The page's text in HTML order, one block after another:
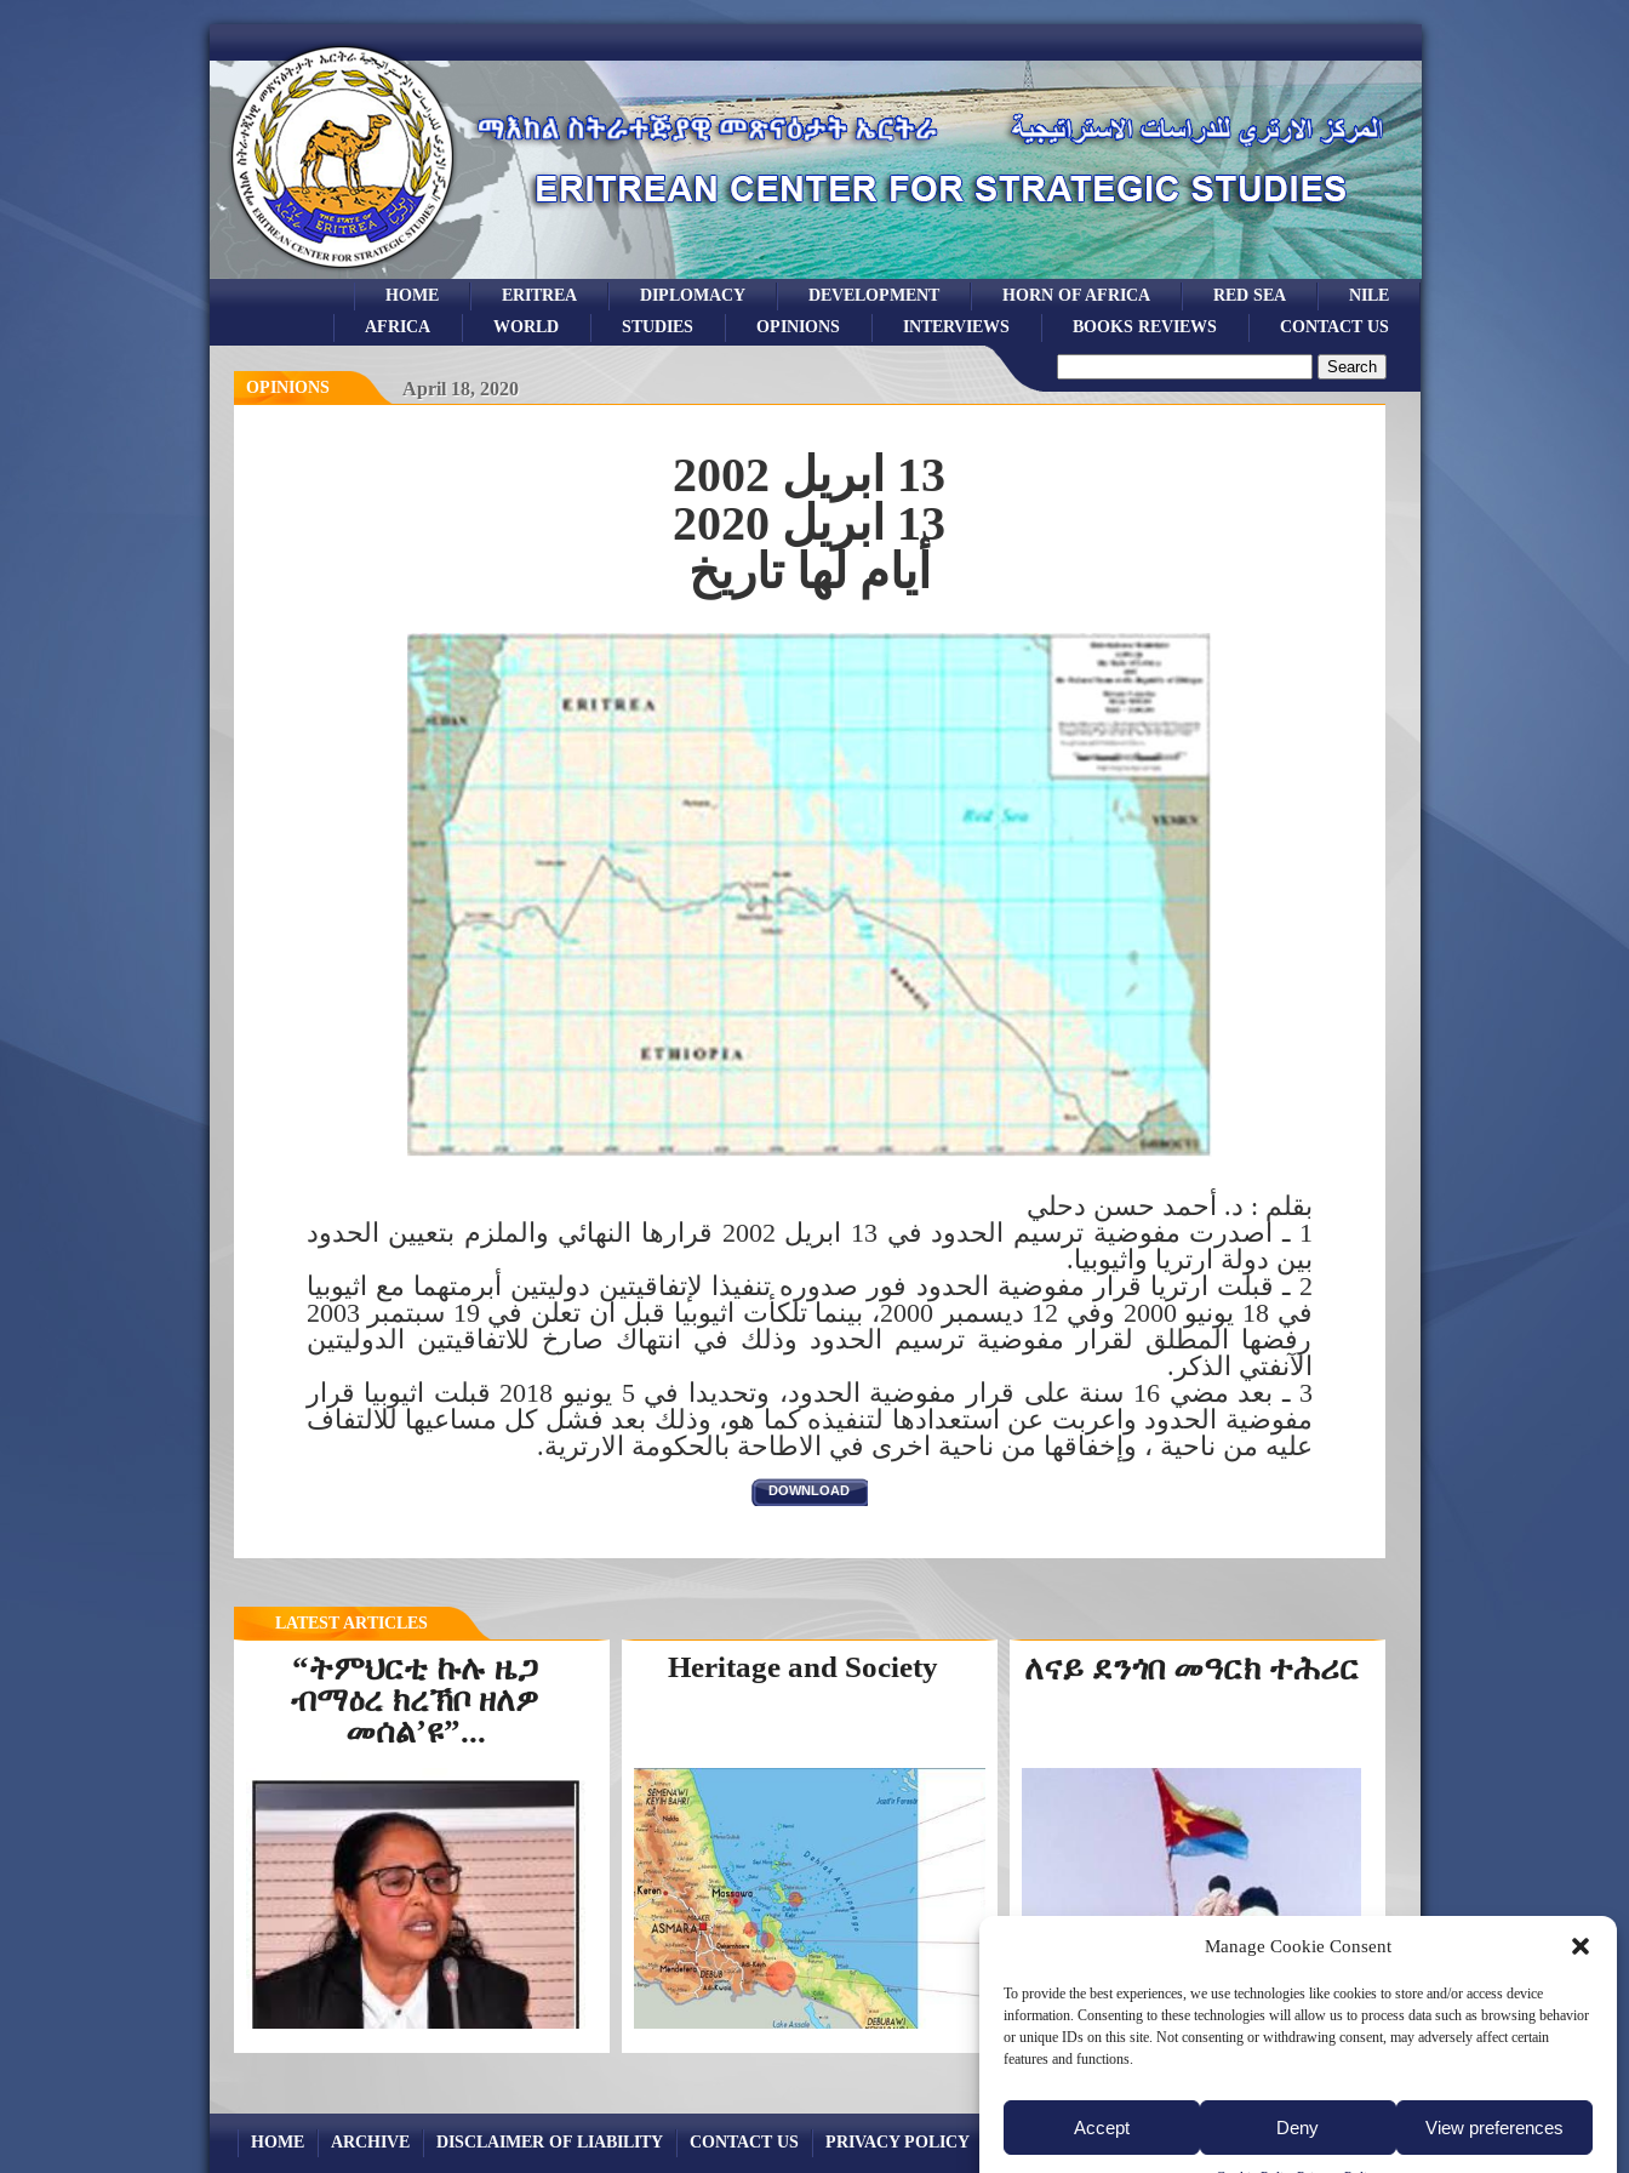
Manage Cookie Consent
To provide the best experiences, we use technologies like cookies to store and/or access device
information. Consenting to these technologies will allow us to process data such as browsing behavior
or unique IDs on this site. Not consenting or withdrawing consent, may adversely affect certain
features and functions.
Accept Deny View preferences
NILE
RED SEA
HORN OF AFRICA
DEVELOPMENT
DIPLOMACY
ERITREA
HOME
CONTACT US
BOOKS REVIEWS
INTERVIEWS
OPINIONS
STUDIES
WORLD
AFRICA
OPINIONS April 18, 2020
13 ابريل 2002
13 ابريل 2020
أيام لها تاريخ
بقلم : د. أحمد حسن دحلي
1 ـ اصدرت مفوضية ترسيم الحدود في 13 ابريل 2002 قرارها النهائي والملزم بتعيين الحدود
بين دولة ارتريا واثيوبيا.
2 ـ قبلت ارتريا قرار مفوضية الحدود فور صدوره تنفيذا لإتفاقيتين دوليتين أبرمتهما مع اثيوبيا
في 18 يونيو 2000 وفي 12 ديسمبر 2000، بينما تلكأت اثيوبيا قبل ان تعلن في 19 سبتمبر 2003
رفضها المطلق لقرار مفوضية ترسيم الحدود وذلك في انتهاك صارخ للاتفاقيتين الدوليتين
الآنفتي الذكر.
3 ـ بعد مضي 16 سنة على قرار مفوضية الحدود، وتحديدا في 5 يونيو 2018 قبلت اثيوبيا قرار
مفوضية الحدود واعربت عن استعدادها لتنفيذه كما هو، وذلك بعد فشل كل مساعيها للالتفاف
عليه من ناحية ، وإخفاقها من ناحية اخرى في الاطاحة بالحكومة الارترية.
DOWNLOAD
LATEST ARTICLES
“ትምህርቲ ኩሉ ዜጋ
ብማዕረ ክረኽቦ ዘለዎ
መሰል’ዩ”...
Heritage and Society ለናይ ደንጎበ መዓርክ ተሕሪር
HOME ARCHIVE DISCLAIMER OF LIABILITY CONTACT US PRIVACY POLICY COOKIE POLICY (EU)